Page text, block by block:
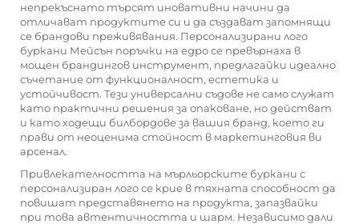
непрекъснато търсят иновативни начини да
отличават продуктите си и да създават запомнящи
се брандови преживявания. Персонализирани лого
буркани Мейсън поръчки на едро се превърнаха в
мощен брандингов инструмент, предлагайки идеално
съчетание от функционалност, естетика и
устойчивост. Тези универсални съдове не само служат
като практични решения за опаковане, но действат
и като ходещи билбордове за вашия бранд, което ги
прави от неоценима стойност в маркетинговия ви
арсенал.
Привлекателността на мърльорските буркани с
персонализиран лого се крие в тяхната способност да
повишат представянето на продукта, запазвайки
при това автентичността и шарм. Независимо дали